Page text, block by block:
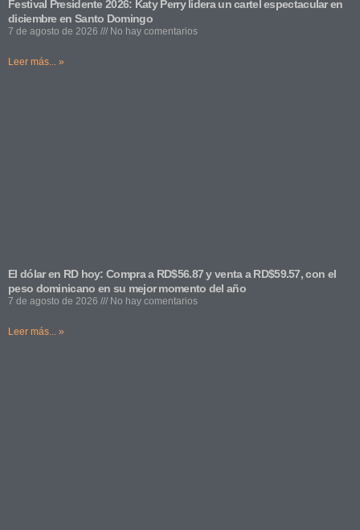
Festival Presidente 2026: Katy Perry lidera un cartel espectacular en
diciembre en Santo Domingo
7 de agosto de 2026 No hay comentarios
Leer más... »
El dólar en RD hoy: Compra a RD$56.87 y venta a RD$59.57, con el
peso dominicano en su mejor momento del año
7 de agosto de 2026 No hay comentarios
Leer más... »